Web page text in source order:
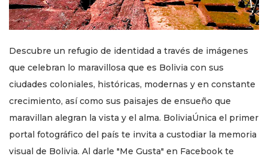
Descubre un refugio de identidad a través de imágenes
que celebran lo maravillosa que es Bolivia con sus
ciudades coloniales, históricas, modernas y en constante
crecimiento, así como sus paisajes de ensueño que
maravillan alegran la vista y el alma. BoliviaÚnica el primer
portal fotográfico del país te invita a custodiar la memoria
visual de Bolivia. Al darle "Me Gusta" en Facebook te